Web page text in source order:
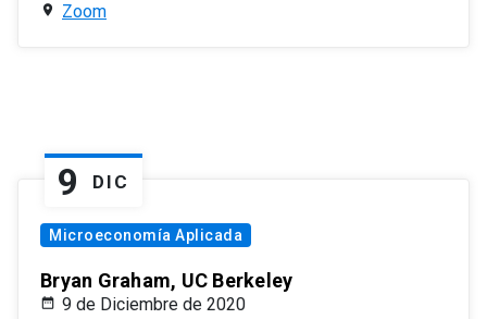
Zoom
9 DIC
Microeconomía Aplicada
Bryan Graham, UC Berkeley
9 de Diciembre de 2020